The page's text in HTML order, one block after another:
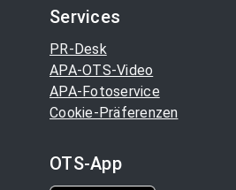
Services
PR-Desk
APA-OTS-Video
APA-Fotoservice
Cookie-Präferenzen
OTS-App